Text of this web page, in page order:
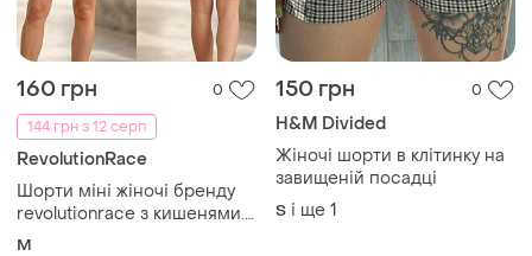
160 грн
0
144 грн з 12 серп
RevolutionRace
Шорти міні жіночі бренду
revolutionrace з кишенями.
заміри:пот-43 см, довжина
M
150 грн 0
H&M Divided
Жіночі шорти в клітинку на
завищеній посадці
S і ще 1